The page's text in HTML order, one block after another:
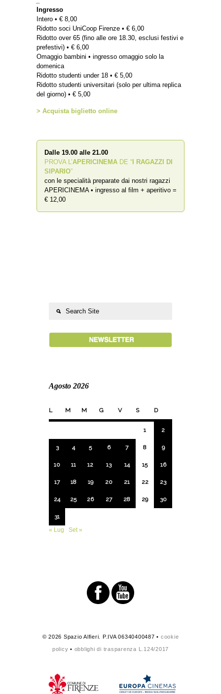
Ingresso
Intero • € 8,00
Ridotto soci UniCoop Firenze • € 6,00
Ridotto over 65 (fino alle ore 18.30, esclusi festivi e
prefestivi) • € 6,00
Omaggio bambini • ingresso omaggio solo la
domenica
Ridotto studenti under 18 • € 5,00
Ridotto studenti universitari (solo per ultima replica
del giorno) • € 5,00
> Acquista biglietto online
Dalle 19.00 alle 21.00
PROVA L’APERICINEMA DE “ I RAGAZZI DI
SIPARIO”
con le specialità preparate dai nostri ragazzi
APERICINEMA • ingresso al film + aperitivo =
€ 12,00
Agosto 2026
L M M G V S D
1 2
3 4 5 6 7 8 9
10 11 12 13 14 15 16
17 18 19 20 21 22 23
24 25 26 27 28 29 30
31
« Lug
Set »
© 2026 Spazio Alfieri. P.IVA 06340400487 • cookie
policy • obblighi di trasparenza L.124/2017